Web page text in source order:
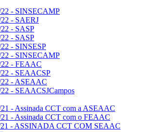
22 - SINSECAMP
- SAERJ
- SASP
- SASP
- SINSESP
22 - SINSECAMP
22 - FEAAC
- SEAACSP
22 - ASEAAC
22 - SEAACSJCampos
21 - Assinada CCT com a ASEAAC
21 - Assinada CCT com o FEAAC
21 - ASSINADA CCT COM SEAAC